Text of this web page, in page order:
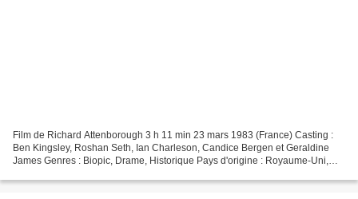
Film de Richard Attenborough 3 h 11 min 23 mars 1983 (France) Casting :
Ben Kingsley, Roshan Seth, Ian Charleson, Candice Bergen et Geraldine
James Genres : Biopic, Drame, Historique Pays d'origine : Royaume-Uni,